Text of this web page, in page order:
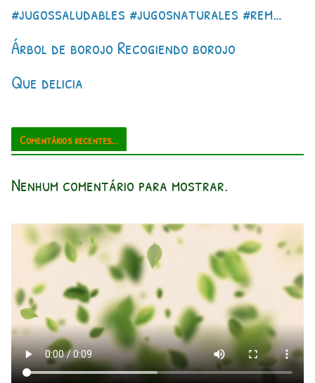
#jugossaludables #jugosnaturales #rem…
Árbol de borojo Recogiendo borojo
Que delicia
Comentários recentes...
Nenhum comentário para mostrar.